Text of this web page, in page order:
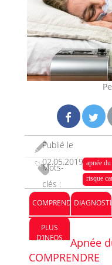
Publié le
02.05.2019
Mots-
clés :
apnée
risque
COMPRENDRE
PLUS
D’INFOS
Apnée
COMPRENDRE